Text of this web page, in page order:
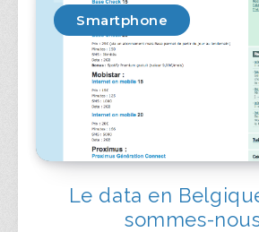
Smartphone
Le data en
sommes-